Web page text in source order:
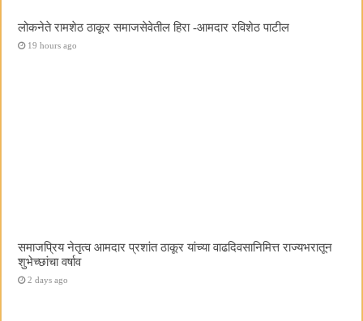
लोकनेते रामशेठ ठाकूर समाजसेवेतील हिरा -आमदार रविशेठ पाटील
19 hours ago
समाजप्रिय नेतृत्व आमदार प्रशांत ठाकूर यांच्या वाढदिवसानिमित्त राज्यभरातून
शुभेच्छांचा वर्षाव
2 days ago